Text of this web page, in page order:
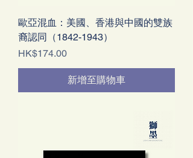
歐亞混血：美國、香港與中國的雙族
裔認同（1842-1943）
價格
HK$174.00
新增至購物車